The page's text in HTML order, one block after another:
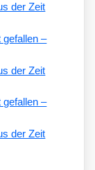
der Zeit
gefallen –
der Zeit
gefallen –
der Zeit